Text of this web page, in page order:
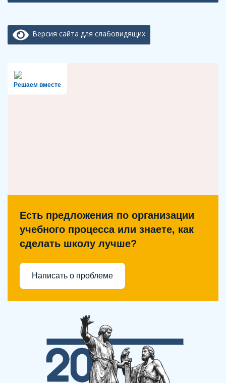
Версия сайта для слабовидящих
Решаем вместе
Есть предложения по организации
учебного процесса или знаете, как
сделать школу лучше?
Написать о проблеме